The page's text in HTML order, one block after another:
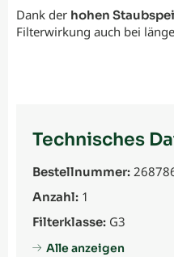
Dank der hohen
Filterwirkung auch bei
Technisches
Bestellnummer:
Anzahl: 1
Filterklasse: G3
Alle anzeigen